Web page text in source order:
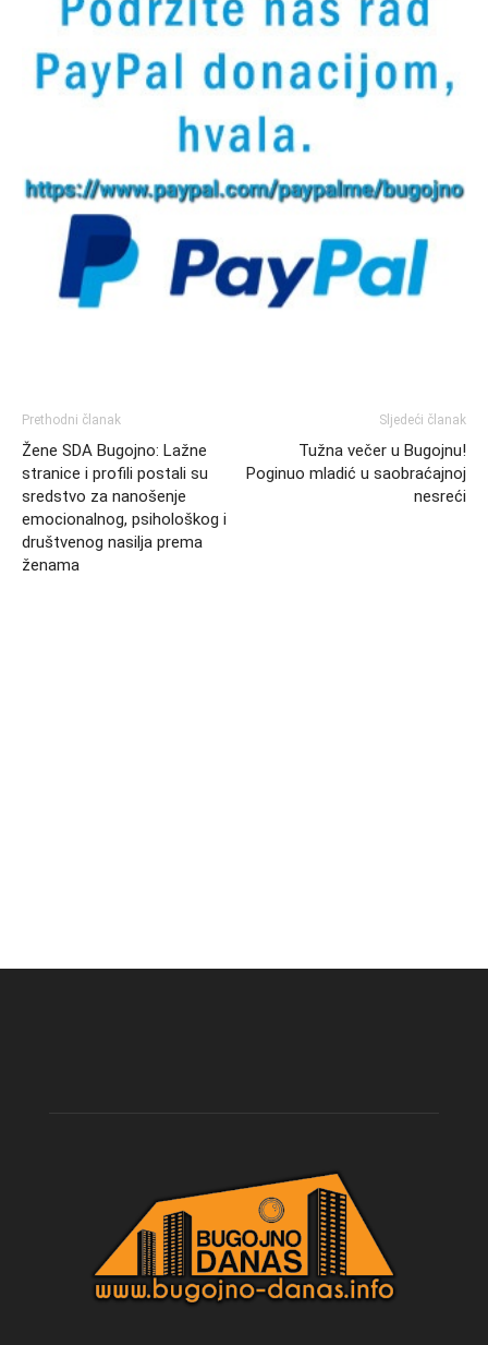
Prethodni članak
Žene SDA Bugojno: Lažne
stranice i profili postali su
sredstvo za nanošenje
emocionalnog, psihološkog i
društvenog nasilja prema
ženama
Sljedeći članak
Tužna večer u Bugojnu!
Poginuo mladić u saobraćajnoj
nesreći